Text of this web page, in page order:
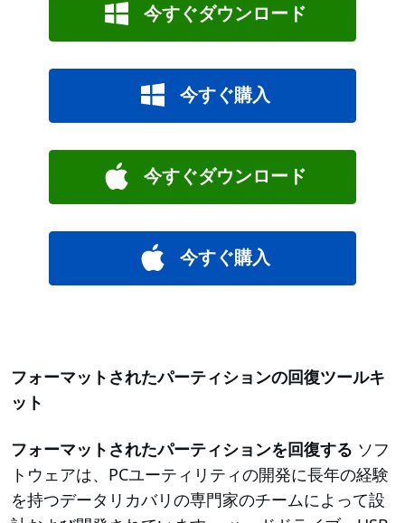
今すぐダウンロード
今すぐ購入
今すぐダウンロード
今すぐ購入
フォーマットされたパーティションの回復ツールキ
ット
フォーマットされたパーティションを回復する ソフ
トウェアは、PCユーティリティの開発に長年の経験
を持つデータリカバリの専門家のチームによって設